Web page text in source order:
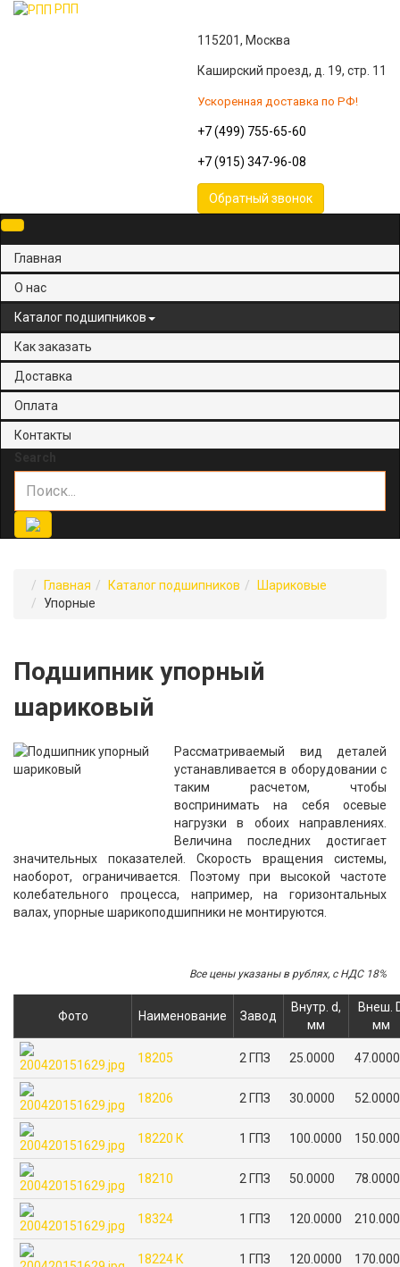
РПП
115201, Москва
Каширский проезд, д. 19, стр. 11
Ускоренная доставка по РФ!
+7 (499) 755-65-60
+7 (915) 347-96-08
Обратный звонок
Главная
О нас
Каталог подшипников
Как заказать
Доставка
Оплата
Контакты
Главная Каталог подшипников
Шариковые
Упорные
Подшипник упорный
шариковый
Рассматриваемый вид деталей
устанавливается в оборудовании с
таким расчетом, чтобы
воспринимать на себя осевые
нагрузки в обоих направлениях.
Величина последних достигает
значительных показателей. Скорость вращения системы,
наоборот, ограничивается. Поэтому при высокой частоте
колебательного процесса, например, на горизонтальных
валах, упорные шарикоподшипники не монтируются.
Все цены указаны в рублях, с НДС 18%
Фото Наименование Завод
Внутр. d,
мм
Внеш.
мм
18205 2 ГПЗ 25.0000 47.0000
18206 2 ГПЗ 30.0000 52.0000
18220 К 1 ГПЗ 100.0000
18210 2 ГПЗ 50.0000 78.0000
18324 1 ГПЗ 120.0000
18224 К 1 ГПЗ 120.0000